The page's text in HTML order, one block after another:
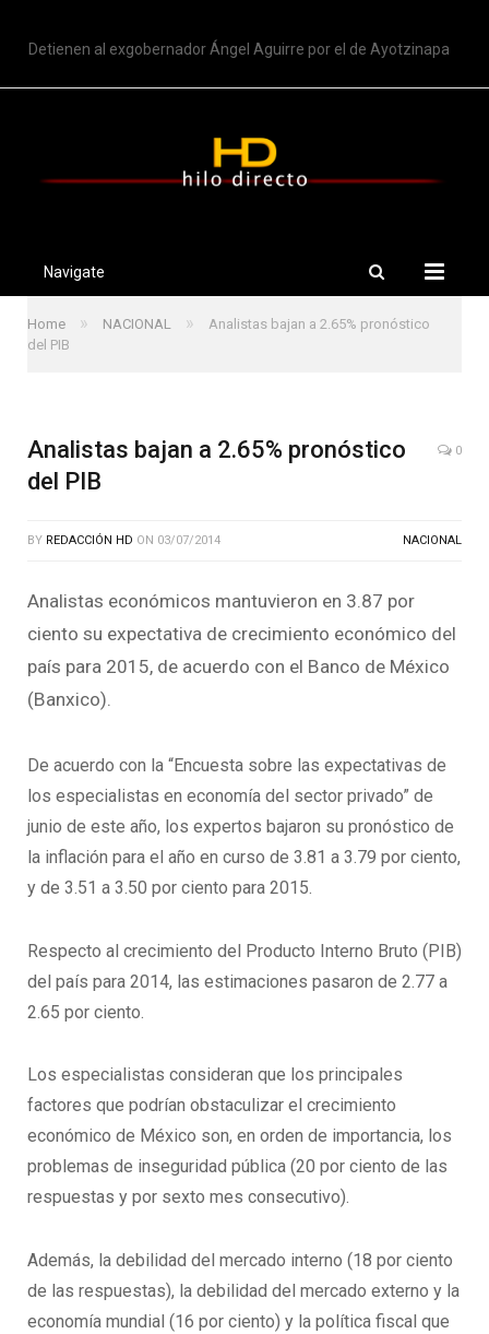
Detienen al exgobernador Ángel Aguirre por el de Ayotzinapa
Navigate
Home » NACIONAL »
Analistas bajan a 2.65% pronóstico
del PIB
Analistas bajan a 2.65% pronóstico
del PIB
0
BY REDACCIÓN HD ON 03/07/2014 NACIONAL
Analistas económicos mantuvieron en 3.87 por
ciento su expectativa de crecimiento económico del
país para 2015, de acuerdo con el Banco de México
(Banxico).
De acuerdo con la “Encuesta sobre las expectativas de
los especialistas en economía del sector privado” de
junio de este año, los expertos bajaron su pronóstico de
la inflación para el año en curso de 3.81 a 3.79 por ciento,
y de 3.51 a 3.50 por ciento para 2015.
Respecto al crecimiento del Producto Interno Bruto (PIB)
del país para 2014, las estimaciones pasaron de 2.77 a
2.65 por ciento.
Los especialistas consideran que los principales
factores que podrían obstaculizar el crecimiento
económico de México son, en orden de importancia, los
problemas de inseguridad pública (20 por ciento de las
respuestas y por sexto mes consecutivo).
Además, la debilidad del mercado interno (18 por ciento
de las respuestas), la debilidad del mercado externo y la
economía mundial (16 por ciento) y la política fiscal que